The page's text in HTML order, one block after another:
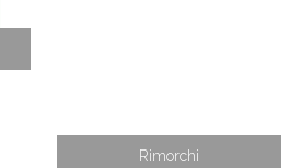
Rimorchi